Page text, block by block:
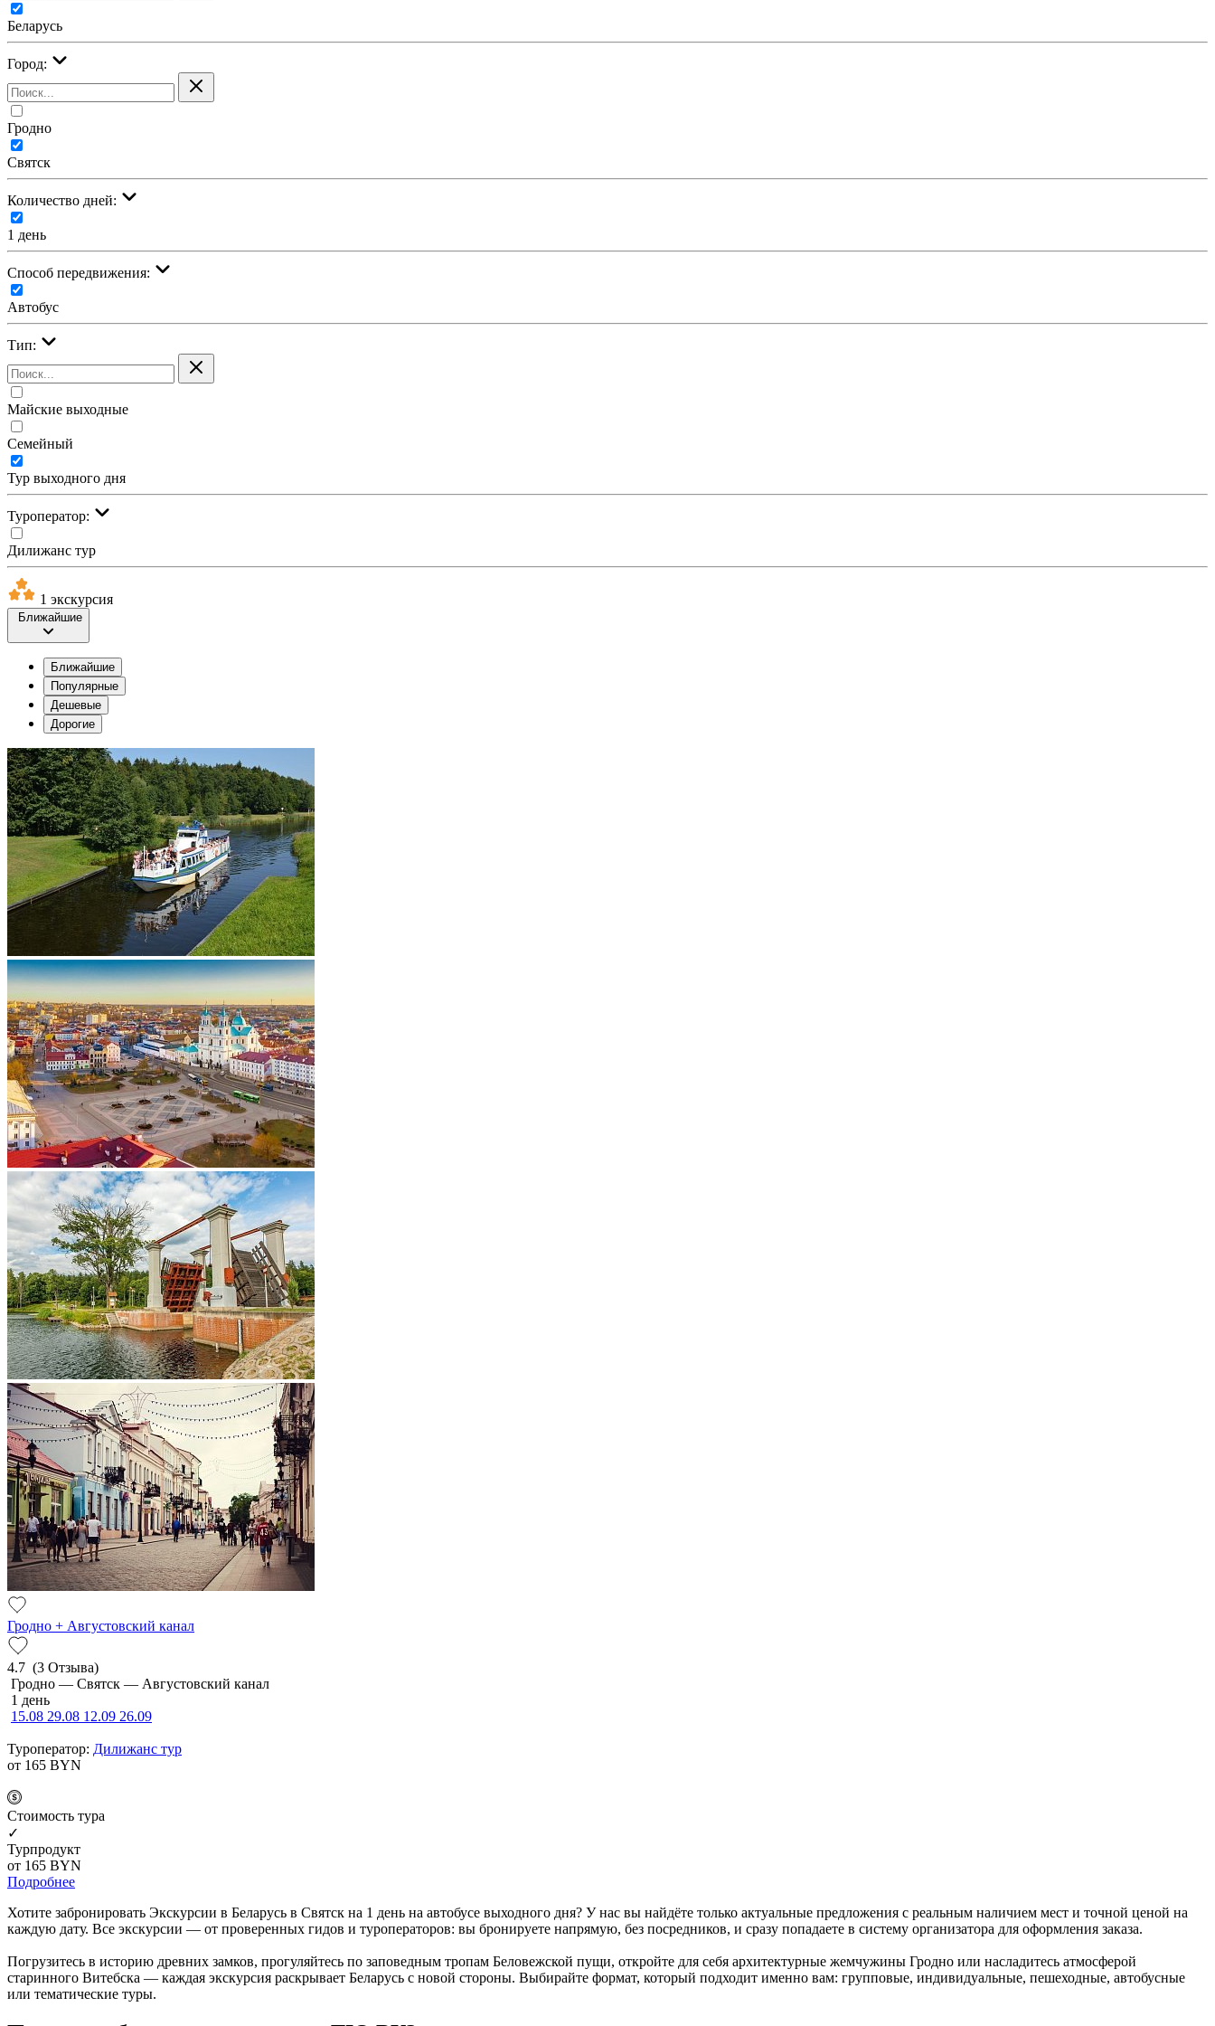
Беларусь
Город:
Гродно
Святск
Количество дней:
1 день
Cпособ передвижения:
Автобус
Тип:
Майские выходные
Семейный
Тур выходного дня
Туроператор:
Дилижанс тур
1 экскурсия
Ближайшие
Ближайшие
Популярные
Дешевые
Дорогие
Гродно + Августовский канал
4.7 (3 Отзыва)
Гродно — Святск — Августовский канал
1 день
15.08 29.08 12.09 26.09
Туроператор: Дилижанс тур
от 165 BYN
Cтоимость тура
✓
Турпродукт
от 165 BYN
Подробнее
Хотите забронировать Экскурсии в Беларусь в Святск на 1 день на автобусе выходного дня? У нас вы найдёте только актуальные предложения с реальным наличием мест и точной ценой на
каждую дату. Все экскурсии — от проверенных гидов и туроператоров: вы бронируете напрямую, без посредников, и сразу попадаете в систему организатора для оформления заказа.
Погрузитесь в историю древних замков, прогуляйтесь по заповедным тропам Беловежской пущи, откройте для себя архитектурные жемчужины Гродно или насладитесь атмосферой
старинного Витебска — каждая экскурсия раскрывает Беларусь с новой стороны. Выбирайте формат, который подходит именно вам: групповые, индивидуальные, пешеходные, автобусные
или тематические туры.